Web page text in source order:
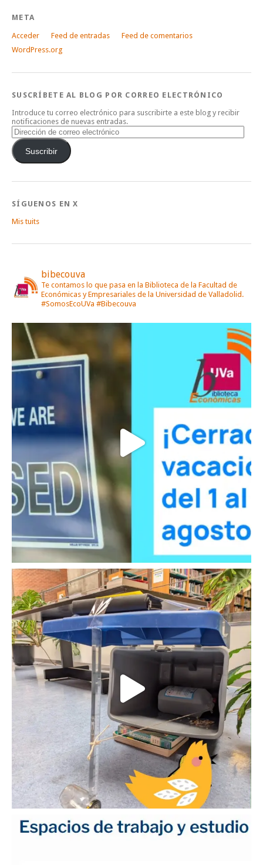
META
Acceder Feed de entradas
Feed de comentarios
WordPress.org
SUSCRÍBETE AL BLOG POR CORREO ELECTRÓNICO
Introduce tu correo electrónico para suscribirte a este blog y recibir
notificaciones de nuevas entradas.
Dirección
de
correo
electrónico
Suscribir
SÍGUENOS EN X
Mis tuits
bibecouva
Te contamos lo que pasa en la Biblioteca de la Facultad de
Económicas y Empresariales de la Universidad de Valladolid.
#SomosEcoUVa #Bibecouva